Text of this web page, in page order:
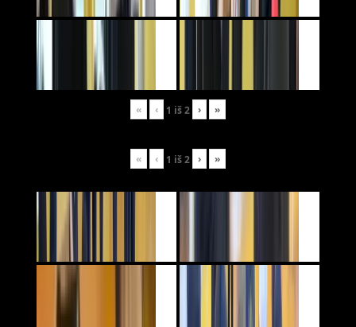
« ‹ 1 iš2 › »
« ‹ 1 iš2 › »